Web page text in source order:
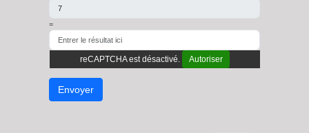
=
reCAPTCHA est désactivé. Autoriser
Envoyer